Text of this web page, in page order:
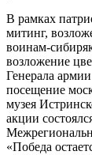
В рамках
митинг,
воинам-
возложение
Генерала
посещение
музея
акции
«Победа